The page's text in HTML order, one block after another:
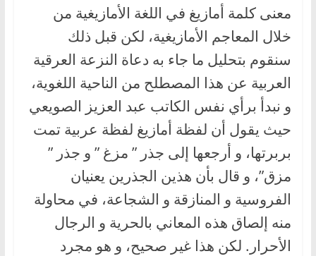
معنى كلمة أمازيغ في اللغة الأمازيغية من
خلال المعاجم الأمازيغية، لكن قبل ذلك
سنقوم بتحليل ما جاء به دعاة النزعة العرقية
العربية عن هذا المصطلح من الناحية اللغوية،
و نبدأ برأي نفس الكاتب عبد العزيز الصويعي
حيث يقول أن لفظة أمازيغ لفظة عربية تمت
بربرتها، و أرجعها إلى جذر ” مزغ ” و جذر ”
مزق”، و قال بأن هذين الجذرين يعنيان
الفروسية و المنازقة و الشجاعة، في محاولة
منه إلصاق هذه المعاني بالحرية و الرجال
الأحرار. لكن هذا غير صحيح، و هو مجرد